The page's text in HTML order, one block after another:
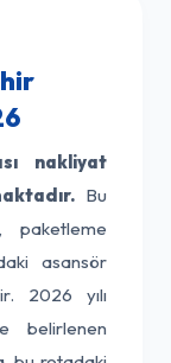
nakliyat
Bu
paketleme
asansör
2026 yılı
belirlenen